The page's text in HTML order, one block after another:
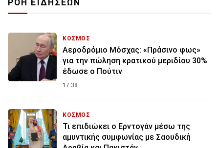
ΡΟΗ ΕΙΔΗΣΕΩΝ
ΚΟΣΜΟΣ
Αεροδρόμιο Μόσχας: «Πράσινο φως»
για την πώληση κρατικού μεριδίου 30%
έδωσε ο Πούτιν
17:38
ΚΟΣΜΟΣ
Τι επιδιώκει ο Ερντογάν μέσω της
αμυντικής συμφωνίας με Σαουδική